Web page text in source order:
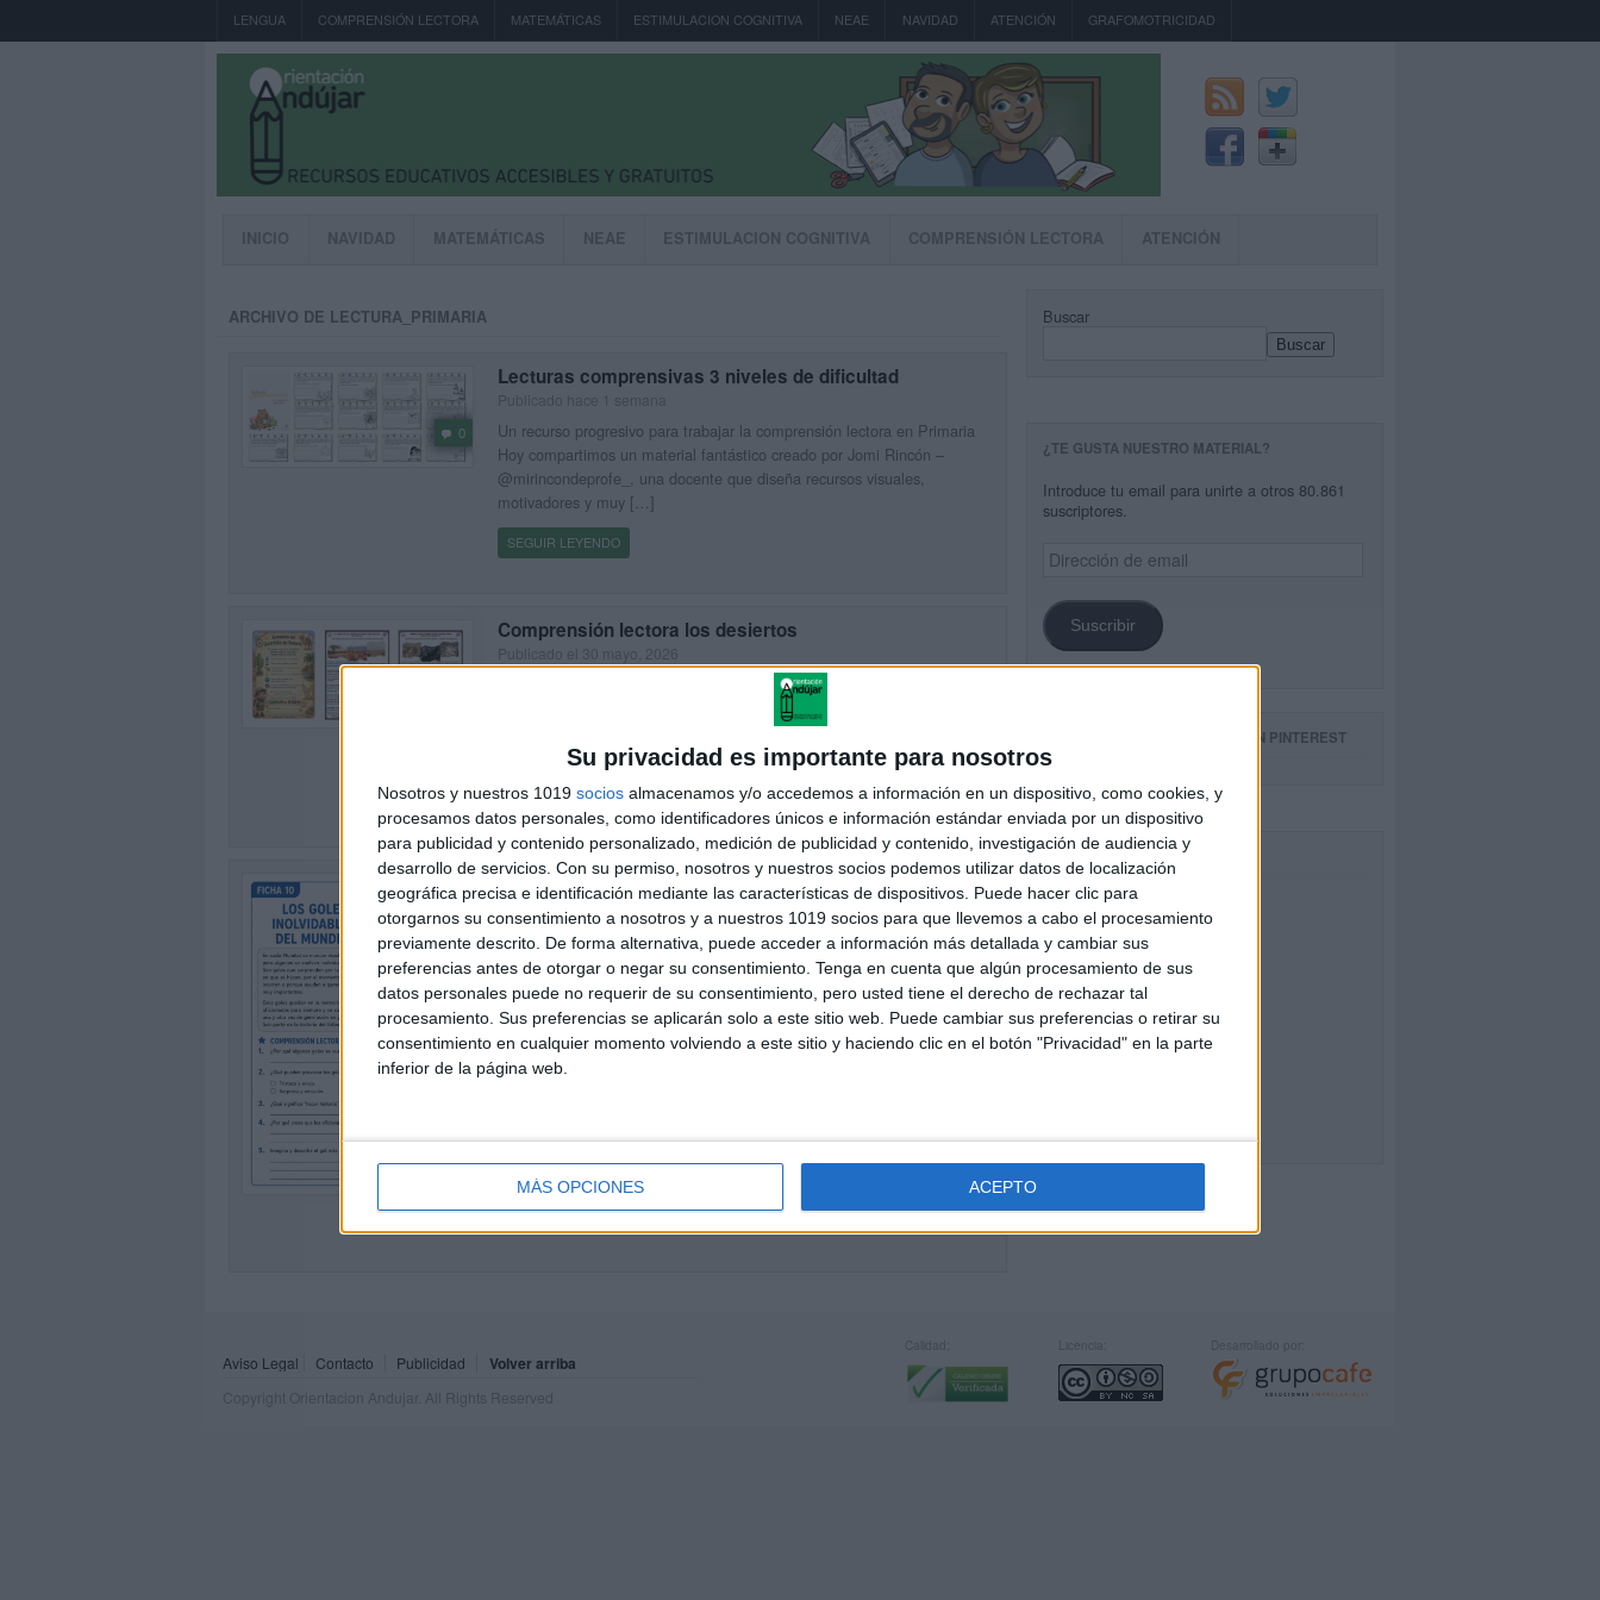
Su privacidad es importante para nosotros
Nosotros y nuestros 1019 socios almacenamos y/o accedemos a información en un dispositivo, como cookies, y
procesamos datos personales, como identificadores únicos e información estándar enviada por un dispositivo
para publicidad y contenido personalizado, medición de publicidad y contenido, investigación de audiencia y
desarrollo de servicios. Con su permiso, nosotros y nuestros socios podemos utilizar datos de localización
geográfica precisa e identificación mediante las características de dispositivos. Puede hacer clic para
otorgarnos su consentimiento a nosotros y a nuestros 1019 socios para que llevemos a cabo el procesamiento
previamente descrito. De forma alternativa, puede acceder a información más detallada y cambiar sus
preferencias antes de otorgar o negar su consentimiento. Tenga en cuenta que algún procesamiento de sus
datos personales puede no requerir de su consentimiento, pero usted tiene el derecho de rechazar tal
procesamiento. Sus preferencias se aplicarán solo a este sitio web. Puede cambiar sus preferencias o retirar su
consentimiento en cualquier momento volviendo a este sitio y haciendo clic en el botón "Privacidad" en la parte
inferior de la página web.
MÁS OPCIONES ACEPTO
LENGUA COMPRENSIÓN LECTORA MATEMÁTICAS ESTIMULACION COGNITIVA NEAE NAVIDAD ATENCIÓN GRAFOMOTRICIDAD
INICIO NAVIDAD MATEMÁTICAS NEAE ESTIMULACION COGNITIVA COMPRENSIÓN LECTORA ATENCIÓN
ARCHIVO DE LECTURA_PRIMARIA
0
Lecturas comprensivas 3 niveles de dificultad
Un recurso progresivo para trabajar la comprensión lectora en Primaria
Hoy compartimos un material fantástico creado por Jomi Rincón –
@mirincondeprofe_, una docente que diseña recursos visuales,
motivadores y muy […]
SEGUIR LEYENDO
Comprensión lectora los desiertos
Publicado el 30 mayo, 2026
🌵 ¿Listos para aprender del Desierto y su importancia? 🐫Te
presentamos la cuarta entrega de una serie de proyectos, donde
estimulamos la comprensión lectora de los peques y los convertiremos
SEGUIR LEYENDO
1
Comprensión lectora especial mundial 2026
⚽🌎 Comprensión lectora del Mundial 2026 Lecturas y actividades para
aprender con la mayor fiesta del fútbol El Mundial 2026 es una
oportunidad fantástica para trabajar lectura comprensiva, cultura general,
[…]
SEGUIR LEYENDO
Buscar
Buscar
¿TE GUSTA NUESTRO MATERIAL?
Introduce tu email para unirte a otros 80.861
suscriptores.
Dirección
de
Suscribir
SIGUE NUESTROS TABLEROS EN PINTEREST
Aviso Legal Contacto Publicidad Volver arriba
Copyright Orientacion Andujar. All Rights Reserved